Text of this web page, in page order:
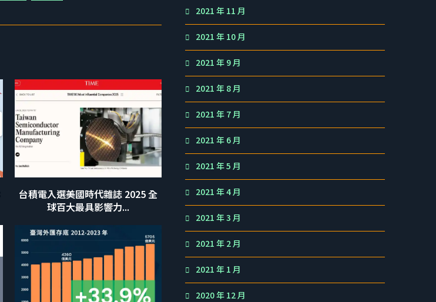
台積電入選美國時代雜誌 2025 全
球百大最具影響力...
2021 年 11 月
2021 年 10 月
2021 年 9 月
2021 年 8 月
2021 年 7 月
2021 年 6 月
2021 年 5 月
2021 年 4 月
2021 年 3 月
2021 年 2 月
2021 年 1 月
2020 年 12 月